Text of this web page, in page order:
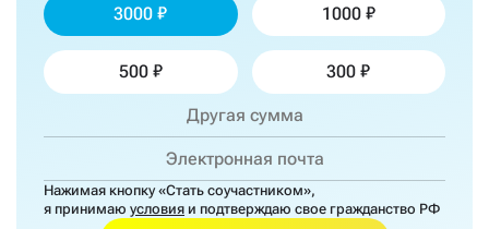
3000 1000
500 300
Нажимая кнопку «Стать соучастником»,
я принимаю условия и подтверждаю свое гражданство РФ